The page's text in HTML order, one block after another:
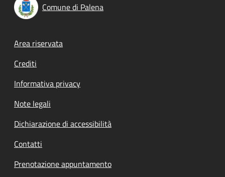
Comune di Palena
Footer menu
Area riservata
Crediti
Informativa privacy
Note legali
Dichiarazione di accessibilità
Contatti
Prenotazione appuntamento